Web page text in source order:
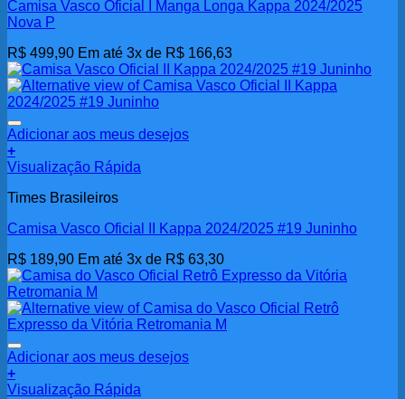
Camisa Vasco Oficial I Manga Longa Kappa 2024/2025
Nova P
R$ 499,90 Em até 3x de R$ 166,63
Adicionar aos meus desejos
+
Visualização Rápida
Times Brasileiros
Camisa Vasco Oficial II Kappa 2024/2025 #19 Juninho
R$ 189,90 Em até 3x de R$ 63,30
Adicionar aos meus desejos
+
Visualização Rápida